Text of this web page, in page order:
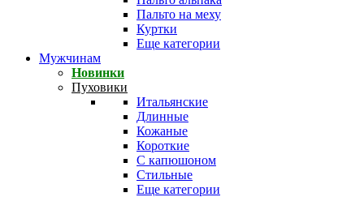
Пальто на меху
Куртки
Еще категории
Мужчинам
Новинки
Пуховики
Итальянские
Длинные
Кожаные
Короткие
С капюшоном
Стильные
Еще категории